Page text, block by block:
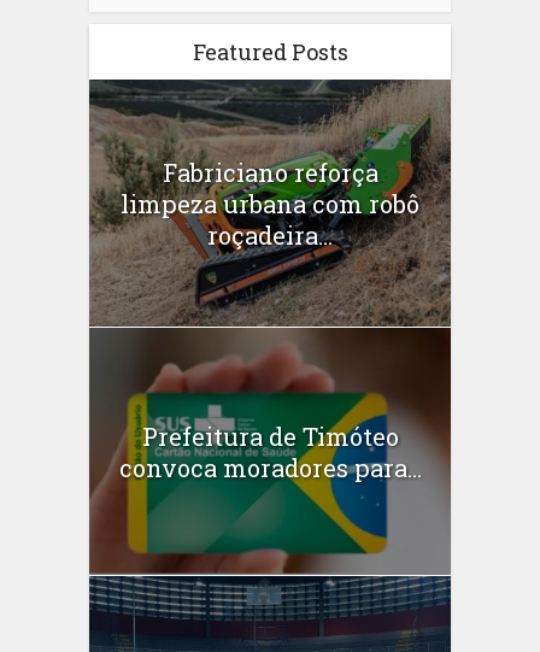
Featured Posts
Fabriciano reforça
limpeza urbana com robô
roçadeira...
Prefeitura de Timóteo
convoca moradores para...